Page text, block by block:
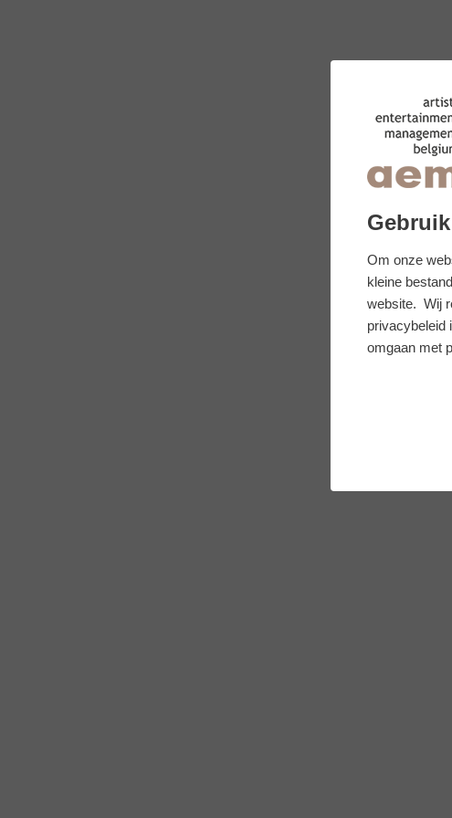
Om onze
kleine
website. Wij
privacybeleid
omgaan met